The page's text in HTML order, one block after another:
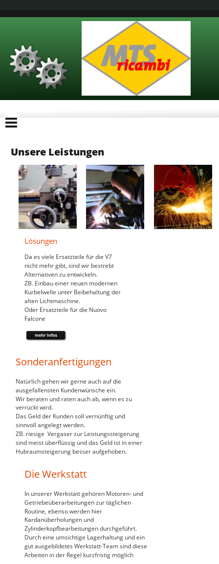
Unsere Leistungen
Die Werkstatt
In unserer Werkstatt gehören Motoren- und
Getriebeüberarbeitungen zur täglichen
Routine, ebenso werden hier
Kardanüberholungen und
Zylinderkopfbearbeitungen durchgeführt.
Durch eine umsichtige Lagerhaltung und ein
gut ausgebildetes Werkstatt-Team sind diese
Arbeiten in der Regel kurzfristig möglich
Lösungen
Da es viele Ersatzteile für die V7
nicht mehr gibt, sind wir bestrebt
Alternativen zu entwickeln.
ZB. Einbau einer neuen modernen
Kurbelwelle unter Beibehaltung der
alten Lichtmaschine.
Oder Ersatzteile für die Nuovo
Falcone
Sonderanfertigungen
Natürlich gehen wir gerne auch auf die
ausgefallensten Kundenwünsche ein.
Wir beraten und raten auch ab, wenn es zu
verrückt wird.
Das Geld der Kunden soll vernünftig und
sinnvoll angelegt werden.
ZB. riesige  Vergaser zur Leistungssteigerung
sind meist überflüssig und das Geld ist in einer
Hubraumsteigerung besser aufgehoben.